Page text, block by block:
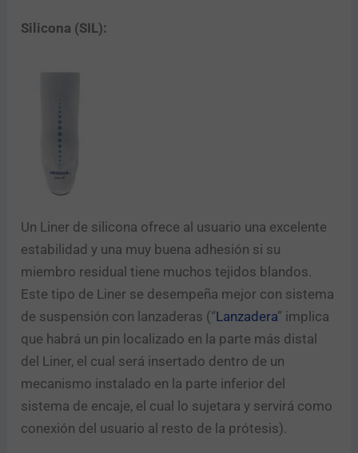
Silicona (SIL):
Un Liner de silicona ofrece al usuario una excelente
estabilidad y una muy buena adhesión si su
miembro residual tiene muchos tejidos blandos.
Este tipo de Liner se desempeña mejor con sistema
de suspensión con lanzaderas (“Lanzadera” implica
que habrá un pin localizado en la parte más distal
del Liner, el cual será insertado dentro de un
mecanismo instalado en la parte inferior del
sistema de encaje, el cual lo sujetara y servirá como
conexión del usuario al resto de la prótesis).